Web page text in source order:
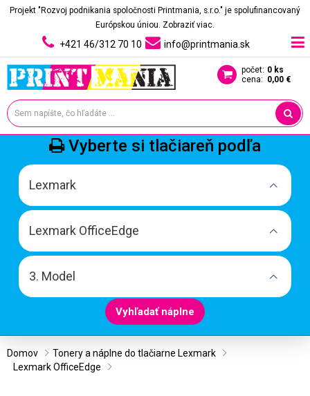
Projekt "Rozvoj podnikania spoločnosti Printmania, s.r.o." je spolufinancovaný
Európskou úniou. Zobraziť viac.
+421 46/312 70 10 info@printmania.sk
počet: 0 ks
cena: 0,00 €
Vyberte si tlačiareň podľa
Lexmark
Lexmark OfficeEdge
3. Model
Vyhľadať náplne
Domov
Tonery a náplne do tlačiarne Lexmark
Lexmark OfficeEdge